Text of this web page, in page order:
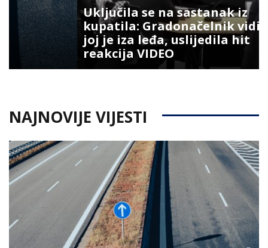
Uključila se na sastanak iz
kupatila: Gradonačelnik vidio šta
joj je iza leđa, uslijedila hit
reakcija VIDEO
NAJNOVIJE VIJESTI